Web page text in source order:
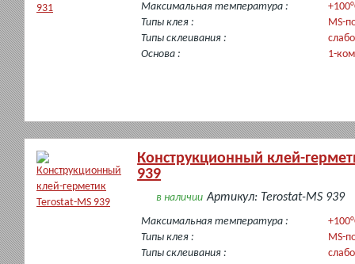
Максимальная температура :
Типы клея :
MS-
Типы склеивания :
Основа :
1-
Конструкционный клей-
939
в наличии Артикул: Terostat-MS 939
Максимальная температура :
Типы клея :
MS-
Типы склеивания :